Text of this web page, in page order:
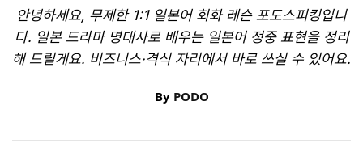
안녕하세요, 무제한 1:1 일본어 회화 레슨 포도스피킹입니
다. 일본 드라마 명대사로 배우는 일본어 정중 표현을 정리
해 드릴게요. 비즈니스·격식 자리에서 바로 쓰실 수 있어요.
By PODO